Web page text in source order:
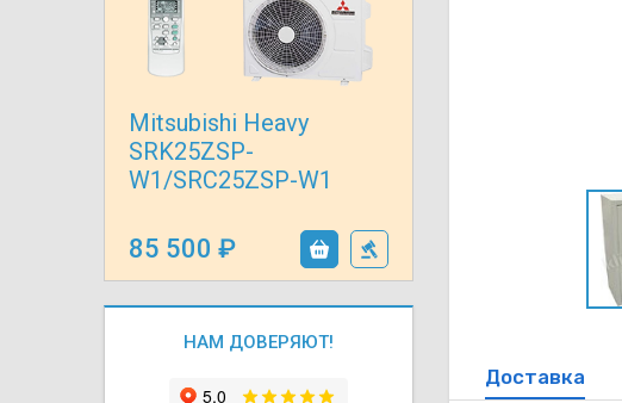
Mitsubishi Heavy
SRK25ZSP-
W1/SRC25ZSP-W1
85 500
НАМ ДОВЕРЯЮТ!
Доставка